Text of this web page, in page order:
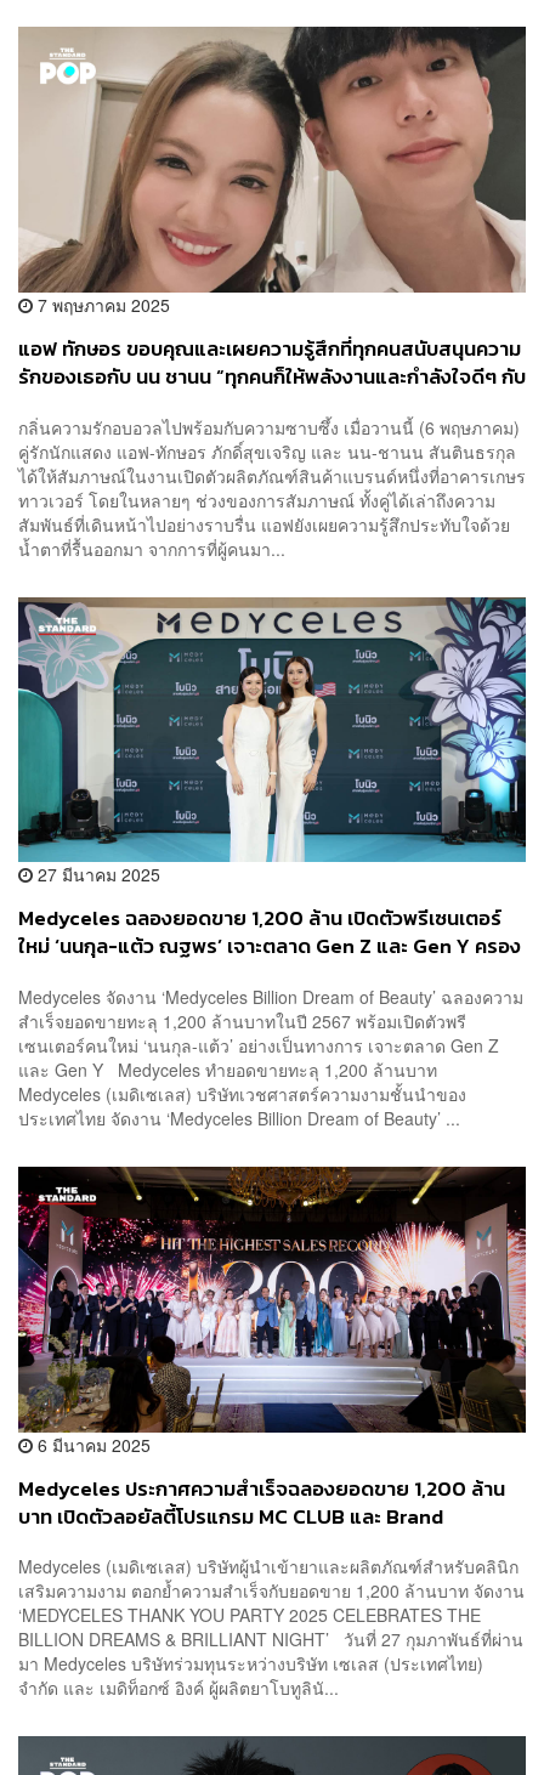
7 พฤษภาคม 2025
แอฟ ทักษอร ขอบคุณและเผยความรู้สึกที่ทุกคนสนับสนุนความ
รักของเธอกับ นน ชานน “ทุกคนก็ให้พลังงานและกำลังใจดีๆ กับ
กลิ่นความรักอบอวลไปพร้อมกับความซาบซึ้ง เมื่อวานนี้ (6 พฤษภาคม)
คู่รักนักแสดง แอฟ-ทักษอร ภักดิ์สุขเจริญ และ นน-ชานน สันตินธรกุล
ได้ให้สัมภาษณ์ในงานเปิดตัวผลิตภัณฑ์สินค้าแบรนด์หนึ่งที่อาคารเกษร
ทาวเวอร์ โดยในหลายๆ ช่วงของการสัมภาษณ์ ทั้งคู่ได้เล่าถึงความ
สัมพันธ์ที่เดินหน้าไปอย่างราบรื่น แอฟยังเผยความรู้สึกประทับใจด้วย
น้ำตาที่รื้นออกมา จากการที่ผู้คนมา...
27 มีนาคม 2025
Medyceles ฉลองยอดขาย 1,200 ล้าน เปิดตัวพรีเซนเตอร์
ใหม่ ‘นนกุล-แต้ว ณฐพร’ เจาะตลาด Gen Z และ Gen Y ครอง
Medyceles จัดงาน ‘Medyceles Billion Dream of Beauty’ ฉลองความ
สำเร็จยอดขายทะลุ 1,200 ล้านบาทในปี 2567 พร้อมเปิดตัวพรี
เซนเตอร์คนใหม่ ‘นนกุล-แต้ว’ อย่างเป็นทางการ เจาะตลาด Gen Z
และ Gen Y Medyceles ทำยอดขายทะลุ 1,200 ล้านบาท
Medyceles (เมดิเซเลส) บริษัทเวชศาสตร์ความงามชั้นนำของ
ประเทศไทย จัดงาน ‘Medyceles Billion Dream of Beauty’ ...
6 มีนาคม 2025
Medyceles ประกาศความสำเร็จฉลองยอดขาย 1,200 ล้าน
บาท เปิดตัวลอยัลตี้โปรแกรม MC CLUB และ Brand
Medyceles (เมดิเซเลส) บริษัทผู้นำเข้ายาและผลิตภัณฑ์สำหรับคลินิก
เสริมความงาม ตอกย้ำความสำเร็จกับยอดขาย 1,200 ล้านบาท จัดงาน
‘MEDYCELES THANK YOU PARTY 2025 CELEBRATES THE
BILLION DREAMS & BRILLIANT NIGHT’ วันที่ 27 กุมภาพันธ์ที่ผ่าน
มา Medyceles บริษัทร่วมทุนระหว่างบริษัท เซเลส (ประเทศไทย)
จำกัด และ เมดิท็อกซ์ อิงค์ ผู้ผลิตยาโบทูลินั...